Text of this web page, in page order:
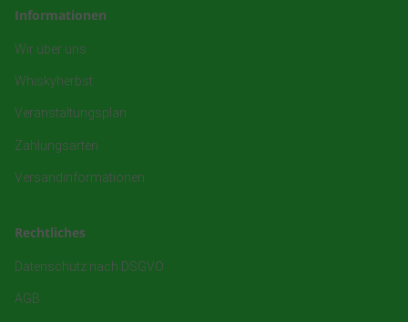
Informationen
Wir über uns
Whiskyherbst
Veranstaltungsplan
Zahlungsarten
Versandinformationen
Rechtliches
Datenschutz nach DSGVO
AGB